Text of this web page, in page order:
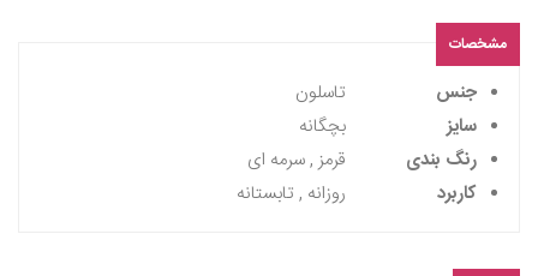
مشخصات
جنس
تاسلون
سایز
بچگانه
رنگ بندی
قرمز , سرمه ای
کاربرد
روزانه , تابستانه